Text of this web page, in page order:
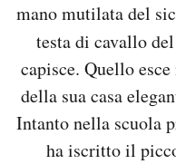
mano mutilata del
testa di cavallo del
capisce. Quello
della sua casa
Intanto nella scuola
ha iscritto il